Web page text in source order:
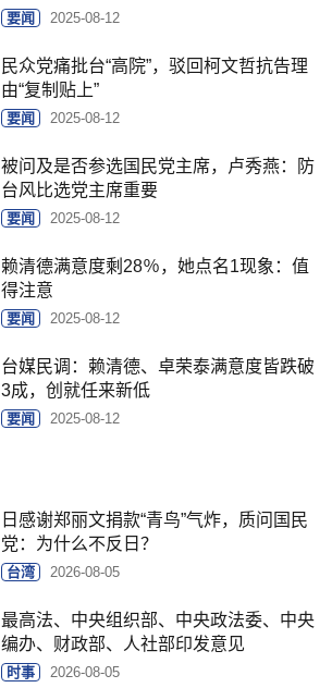
要闻 2025-08-12
民众党痛批台“高院”，驳回柯文哲抗告理
由“复制贴上”
要闻 2025-08-12
被问及是否参选国民党主席，卢秀燕：防
台风比选党主席重要
要闻 2025-08-12
赖清德满意度剩28％，她点名1现象：值
得注意
要闻 2025-08-12
台媒民调：赖清德、卓荣泰满意度皆跌破
3成，创就任来新低
要闻 2025-08-12
日感谢郑丽文捐款“青鸟”气炸，质问国民
党：为什么不反日？
台湾 2026-08-05
最高法、中央组织部、中央政法委、中央
编办、财政部、人社部印发意见
时事 2026-08-05